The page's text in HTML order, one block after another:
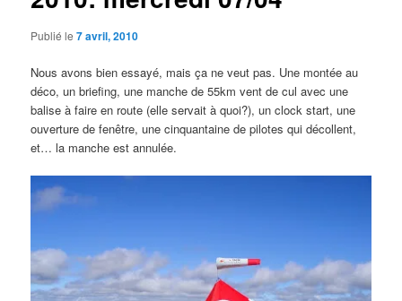
Publié le7 avril, 2010
Nous avons bien essayé, mais ça ne veut pas. Une montée au
déco, un briefing, une manche de 55km vent de cul avec une
balise à faire en route (elle servait à quoi?), un clock start, une
ouverture de fenêtre, une cinquantaine de pilotes qui décollent,
et… la manche est annulée.